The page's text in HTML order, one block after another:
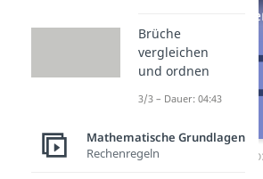
Zum
Brüche
vergleichen
und ordnen
3/3 – Dauer: 04:43
Mathematische Grundlagen
Rechenregeln